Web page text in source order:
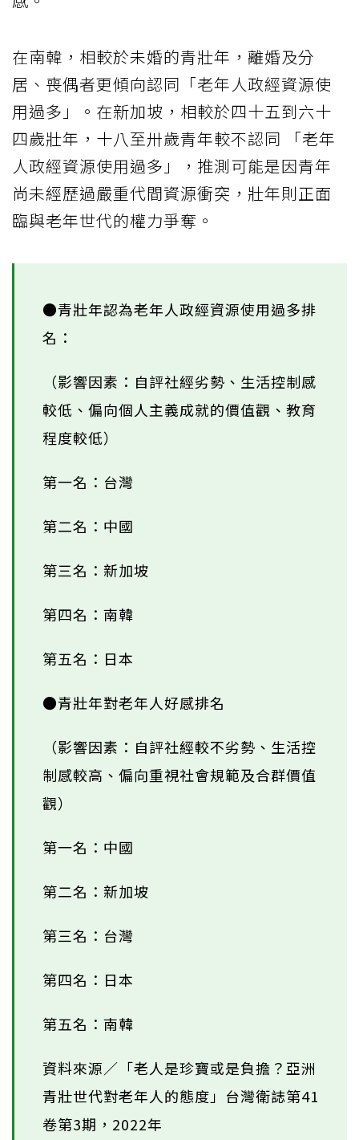
在南韓，相較於未婚的青壯年，離婚及分
居、喪偶者更傾向認同「老年人政經資源使
用過多」。在新加坡，相較於四十五到六十
四歲壯年，十八至卅歲青年較不認同 「老年
人政經資源使用過多」，推測可能是因青年
尚未經歷過嚴重代間資源衝突，壯年則正面
臨與老年世代的權力爭奪。
●青壯年認為老年人政經資源使用過多排
名：
（影響因素：自評社經劣勢、生活控制感
較低、偏向個人主義成就的價值觀、教育
程度較低）
第一名：台灣
第二名：中國
第三名：新加坡
第四名：南韓
第五名：日本
●青壯年對老年人好感排名
（影響因素：自評社經較不劣勢、生活控
制感較高、偏向重視社會規範及合群價值
觀）
第一名：中國
第二名：新加坡
第三名：台灣
第四名：日本
第五名：南韓
資料來源／「老人是珍寶或是負擔？亞洲
青壯世代對老年人的態度」台灣衛誌第41
卷第3期，2022年